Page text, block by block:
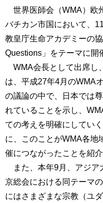
世界医師会（WMA）欧
バチカン市国において、
教皇庁生命アカデミーの
Questions」をテーマに開
WMA会長として出席し
は、平成27年4月のWMA
の議論の中で、日本では
れていることを示し、
ての考えを明確にしてい
に、このことがWMA各地
催につながったことを紹介
また、本年9月、アジア
京総会における同テーマ
にはさまざまな宗教（ユ